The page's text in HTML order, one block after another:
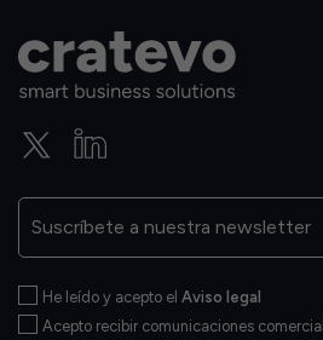
He leído y acepto el Aviso legal
Acepto recibir comunicaciones